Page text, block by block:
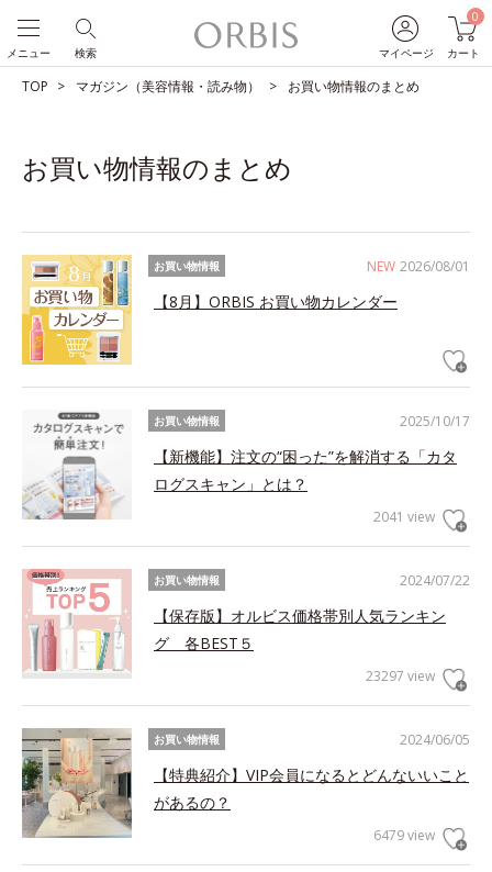
マイページ
0
カート
検索
メニュー
TOP マガジン（美容情報・読み物） お買い物情報のまとめ
お買い物情報のまとめ
NEW 2026/08/01
お買い物情報
【8月】ORBIS お買い物カレンダー
2025/10/17
お買い物情報
【新機能】注文の“困った”を解消する「カタ
ログスキャン」とは？
2041 view
2024/07/22
お買い物情報
【保存版】オルビス価格帯別人気ランキン
グ 各BEST５
23297 view
2024/06/05
お買い物情報
【特典紹介】VIP会員になるとどんないいこと
があるの？
6479 view